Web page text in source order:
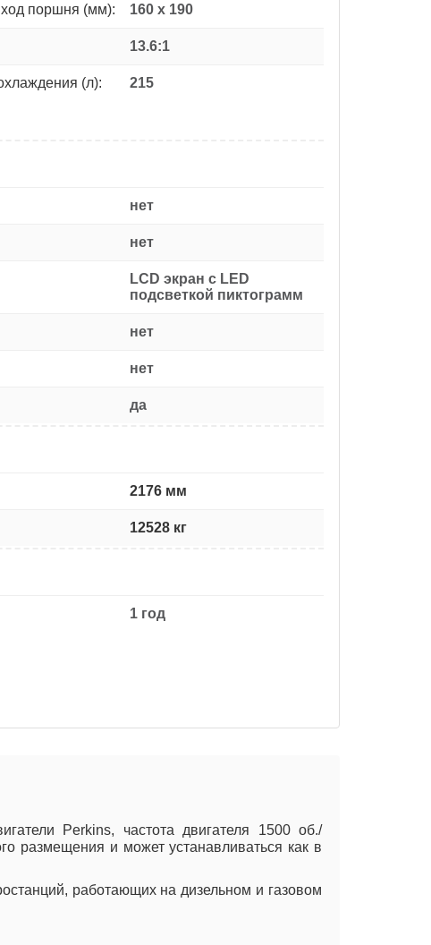
поршня (мм): 160 х 190
13.6:1
(л): 215
нет
нет
LCD экран с LED
подсветкой пиктограмм
нет
нет
да
2176 мм
12528 кг
1 год
Perkins, частота двигателя 1500 об./
размещения и может устанавливаться как в
работающих на дизельном и газовом